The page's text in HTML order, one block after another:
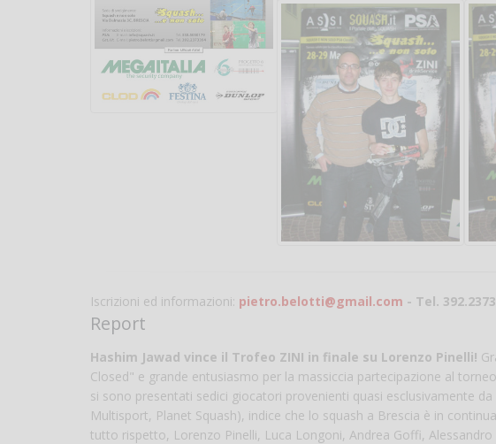
Iscrizioni ed informazioni: pietro.belotti@gmail.com - Tel.
Report
Hashim Jawad vince il Trofeo ZINI in finale su Lorenzo Pinelli!
Closed" e grande entusiasmo per la massiccia partecipazione al
si sono presentati sedici giocatori provenienti quasi esclusivamente
Multisport, Planet Squash), indice che lo squash a Brescia è in
tutto rispetto, Lorenzo Pinelli, Luca Longoni, Andrea Goffi,